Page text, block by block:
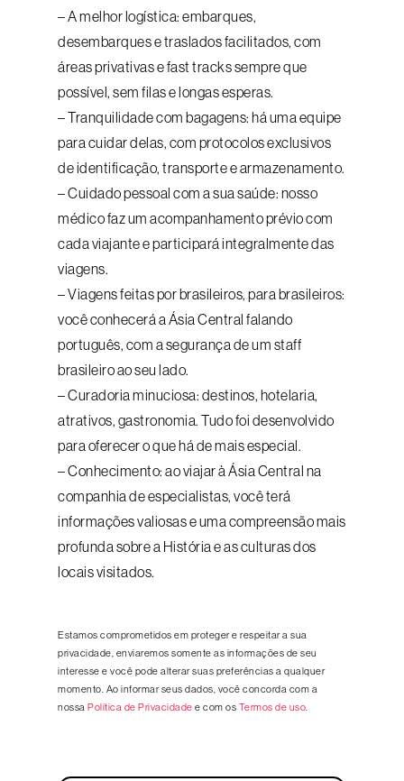
– A melhor logística: embarques,
desembarques e traslados facilitados, com
áreas privativas e fast tracks sempre que
possível, sem filas e longas esperas.
– Tranquilidade com bagagens: há uma equipe
para cuidar delas, com protocolos exclusivos
de identificação, transporte e armazenamento.
– Cuidado pessoal com a sua saúde: nosso
médico faz um acompanhamento prévio com
cada viajante e participará integralmente das
viagens.
– Viagens feitas por brasileiros, para brasileiros:
você conhecerá a Ásia Central falando
português, com a segurança de um staff
brasileiro ao seu lado.
– Curadoria minuciosa: destinos, hotelaria,
atrativos, gastronomia. Tudo foi desenvolvido
para oferecer o que há de mais especial.
– Conhecimento: ao viajar à Ásia Central na
companhia de especialistas, você terá
informações valiosas e uma compreensão mais
profunda sobre a História e as culturas dos
locais visitados.
Estamos comprometidos em proteger e respeitar a sua
privacidade, enviaremos somente as informações de seu
interesse e você pode alterar suas preferências a qualquer
momento. Ao informar seus dados, você concorda com a
nossa Política de Privacidade e com os Termos de uso